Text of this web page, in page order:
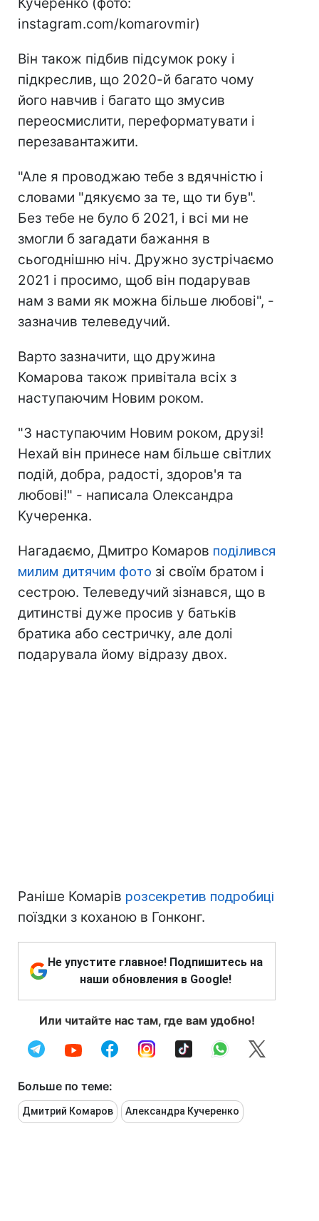
instagram.com/komarovmir)
Він також підбив підсумок року і
підкреслив, що 2020-й багато чому
його навчив і багато що змусив
переосмислити, переформатувати і
перезавантажити.
"Але я проводжаю тебе з вдячністю і
словами "дякуємо за те, що ти був".
Без тебе не було б 2021, і всі ми не
змогли б загадати бажання в
сьогоднішню ніч. Дружно зустрічаємо
2021 і просимо, щоб він подарував
нам з вами як можна більше любові", -
зазначив телеведучий.
Варто зазначити, що дружина
Комарова також привітала всіх з
наступаючим Новим роком.
"З наступаючим Новим роком, друзі!
Нехай він принесе нам більше світлих
подій, добра, радості, здоров'я та
любові!" - написала Олександра
Кучеренка.
Нагадаємо, Дмитро Комаров поділився
милим дитячим фото зі своїм братом і
сестрою. Телеведучий зізнався, що в
дитинстві дуже просив у батьків
братика або сестричку, але долі
подарувала йому відразу двох.
Раніше Комарів розсекретив подробиці
поїздки з коханою в Гонконг.
Не упустите главное! Подпишитесь на
наши обновления в Google!
Или читайте нас там, где вам удобно!
Больше по теме:
Дмитрий Комаров Александра Кучеренко